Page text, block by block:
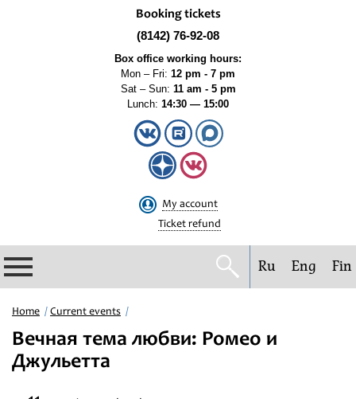
Booking tickets
(8142) 76-92-08
Box office working hours:
Mon – Fri: 12 pm - 7 pm
Sat – Sun: 11 am - 5 pm
Lunch: 14:30 — 15:00
My account
Ticket refund
Philharmonic
Current events
Ru Eng Fin
Home Current events
Вечная тема любви: Ромео и
Джульетта